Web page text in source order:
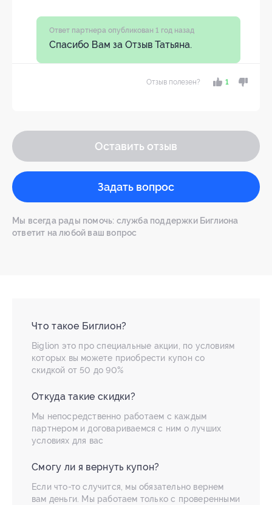
Ответ партнера опубликован 1 год назад
Спасибо Вам за Отзыв Татьяна.
Отзыв полезен? 1
Оставить отзыв
Задать вопрос
Мы всегда рады помочь: служба поддержки Биглиона
ответит на любой ваш вопрос
Что такое Биглион?
Biglion это про специальные акции, по условиям
которых вы можете приобрести купон со
скидкой от 50 до 90%
Откуда такие скидки?
Мы непосредственно работаем с каждым
партнером и договариваемся с ним о лучших
условиях для вас
Смогу ли я вернуть купон?
Если что-то случится, мы обязательно вернем
вам деньги. Мы работаем только с проверенными